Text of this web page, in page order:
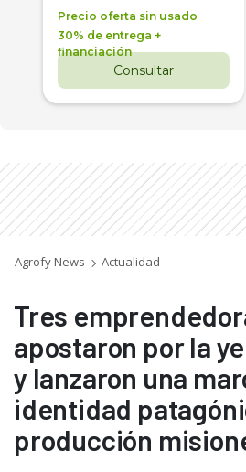
Precio oferta sin usado
30% de entrega +
financiación
Consultar
Agrofy News Actualidad
Tres
apostaron por la
y lanzaron una
identidad
producción